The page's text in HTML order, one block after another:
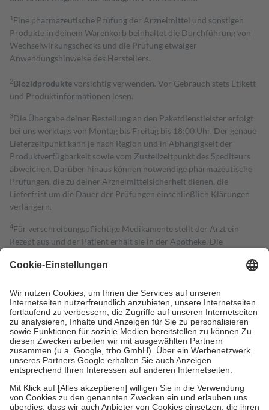
1 Eine pharmazeutische Prüfung der Arzneimittel und sonstigen
Produkte in deinem Warenkorb beinhaltet die Durchführung von
Wechselwirkungschecks und die Prüfung etwaiger
Anwendungshinweise des Herstellers.
2Biozidproduktevorsichtig verwenden. Vor Gebrauch stets Etikett
und Produktinformationen lesen.
3Die Übergabe deiner Bestellung an den Paketdienstleister erfolgt
bei uns werktags von Montag bis Freitag bis 18:00 Uhr. Der genaue
Lieferzeitpunkt kann je nach Region und in Abhängigkeit der
Produktverfügbarkeit sowie vom Zustellzeitpunkt des Spediteurs
abweichen. Darüber hinaus können notwendige pharmazeutische
Prüfungen, die zu deiner Arzneimittelsicherheit dienen, die
Lieferfrist um die Dauer der Prüfungen einschließlich Klärungen
verlängern.
4Für verschreibungspflichtige Medikamente stellt der Arzt ein
Rezept aus und der Patient erhält sie in der Apotheke. Die
Kosten dafür, der Versicherte trägt einen Teil davon als Zuzahlung
Grundsätzlich leisten Mitglieder Zuzahlungen in Höhe von zehn
Prozent des Abgabepreises,mindestensjedochfünf Euround
höchstens zehn Euro.Es sind jedoch nie mehr als die tatsächlichen
Kosten der Leistung zu entrichten.
Diese Regeln gelten grundsätzlich auch für Online-Apotheken.
Bei Heilmitteln und häuslicher Krankenpflege beträgt die
Zuzahlung zehn Prozent der Kosten sowie zehn Euro je
Um das Engagement der Versicherten für ihre eigene Gesundheit zu
stärken und die besondere Stellung der Familie zu unterstützen,